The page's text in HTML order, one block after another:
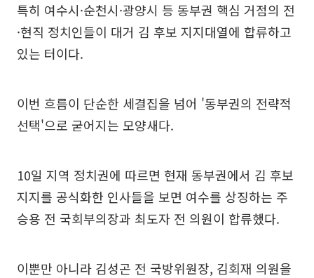
특히 여수시·순천시·광양시 등 동부권 핵심 거점의 전
·현직 정치인들이 대거 김 후보 지지대열에 합류하고
있는 터이다.
이번 흐름이 단순한 세결집을 넘어 '동부권의 전략적
선택'으로 굳어지는 모양새다.
10일 지역 정치권에 따르면 현재 동부권에서 김 후보
지지를 공식화한 인사들을 보면 여수를 상징하는 주
승용 전 국회부의장과 최도자 전 의원이 합류했다.
이뿐만 아니라 김성곤 전 국방위원장, 김회재 의원을